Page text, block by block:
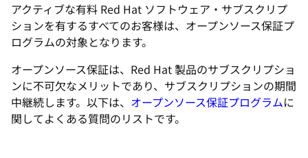
アクティブな有料 Red Hat ソフトウェア・サブスクリプ
ションを有するすべてのお客様は、オープンソース保証プ
ログラムの対象となります。
オープンソース保証は、Red Hat 製品のサブスクリプショ
ンに不可欠なメリットであり、サブスクリプションの期間
中継続します。以下は、 オープンソース保証プログラムに
関してよくある質問のリストです。